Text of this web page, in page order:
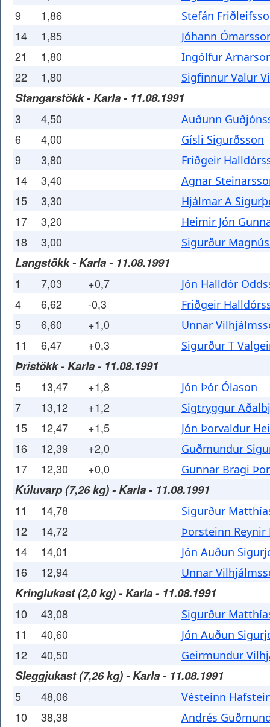
9 1,86 Stefán
14 1,85 Jóhann
21 1,80 Ingólfur
22 1,80 Sigfinnur Valur
Stangarstökk - Karla - 11.08.1991
3 4,50 Auðunn
6 4,00 Gísli Sigurðsson
9 3,80 Friðgeir
14 3,40 Agnar
15 3,30 Hjálmar A
17 3,20 Heimir Jón
18 3,00 Sigurður
Langstökk - Karla - 11.08.1991
1 7,03 +0,7 Jón Halldór
4 6,62 -0,3 Friðgeir
5 6,60 +1,0 Unnar
11 6,47 +0,3 Sigurður T
Þrístökk - Karla - 11.08.1991
5 13,47 +1,8 Jón Þór Ólason
7 13,12 +1,2 Sigtryggur
15 12,47 +1,5 Jón Þorvaldur
16 12,39 +2,0 Guðmundur
17 12,30 +0,0 Gunnar Bragi
Kúluvarp (7,26 kg) - Karla - 11.08.1991
11 14,78 Sigurður
12 14,72 Þorsteinn Reynir
14 14,01 Jón Auðun
16 12,94 Unnar
Kringlukast (2,0 kg) - Karla - 11.08.1991
10 43,08 Sigurður
11 40,60 Jón Auðun
12 40,50 Geirmundur
Sleggjukast (7,26 kg) - Karla - 11.08.1991
5 48,06 Vésteinn
10 38,38 Andrés